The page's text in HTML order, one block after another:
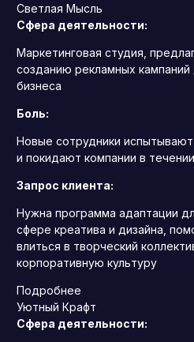
Светлая Мысль
Сфера деятельности:
Маркетинговая студия,
созданию рекламных
бизнеса
Боль:
Новые сотрудники
и покидают компании в
Запрос клиента:
Нужна программа адаптации
сфере креатива и дизайна,
влиться в творческий
корпоративную культуру
Подробнее
Уютный Крафт
Сфера деятельности: